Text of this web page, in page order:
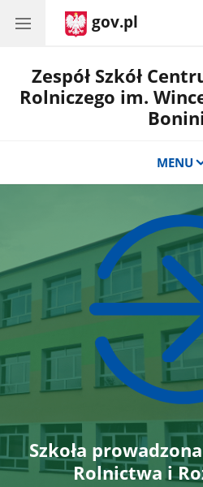
gov.pl
Zespół Szkół
Rolniczego im.
MENU
Szkoła
Rolnictwa i